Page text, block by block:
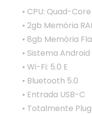
• CPU: Quad-Core
• 2gb Memória
• 8gb Memória
• Sistema
• Wi-Fi: 5.0 E
• Bluetooth 5.0
• Entrada USB-C
• Totalmente